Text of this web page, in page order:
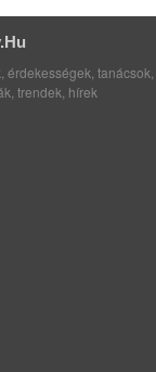
érdekességek, tanácsok,
trendek, hírek